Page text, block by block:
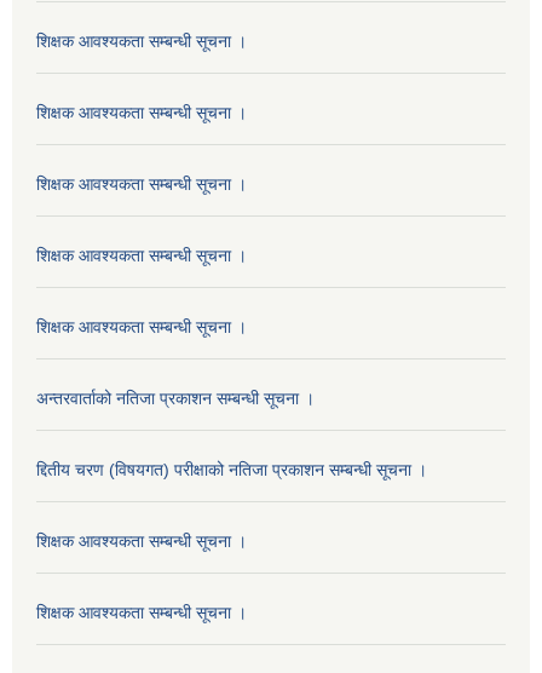
शिक्षक आवश्यकता सम्बन्धी सूचना ।
शिक्षक आवश्यकता सम्बन्धी सूचना ।
शिक्षक आवश्यकता सम्बन्धी सूचना ।
शिक्षक आवश्यकता सम्बन्धी सूचना ।
शिक्षक आवश्यकता सम्बन्धी सूचना ।
अन्तरवार्ताको नतिजा प्रकाशन सम्बन्धी सूचना ।
द्दितीय चरण (विषयगत) परीक्षाको नतिजा प्रकाशन सम्बन्धी सूचना ।
शिक्षक आवश्यकता सम्बन्धी सूचना ।
शिक्षक आवश्यकता सम्बन्धी सूचना ।